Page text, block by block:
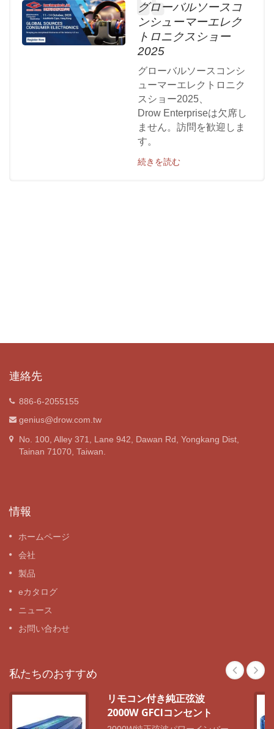
グローバルソースコ
ンシューマーエレク
トロニクスショー
2025
グローバルソースコンシ
ューマーエレクトロニク
スショー2025、
Drow Enterpriseは欠席し
ません。訪問を歓迎しま
す。
続きを読む
連絡先
886-6-2055155
genius@drow.com.tw
No. 100, Alley 371, Lane 942, Dawan Rd, Yongkang Dist,
Tainan 71070, Taiwan.
情報
ホームページ
会社
製品
eカタログ
ニュース
お問い合わせ
私たちのおすすめ
リモコン付き純正弦波
2000W GFCIコンセント